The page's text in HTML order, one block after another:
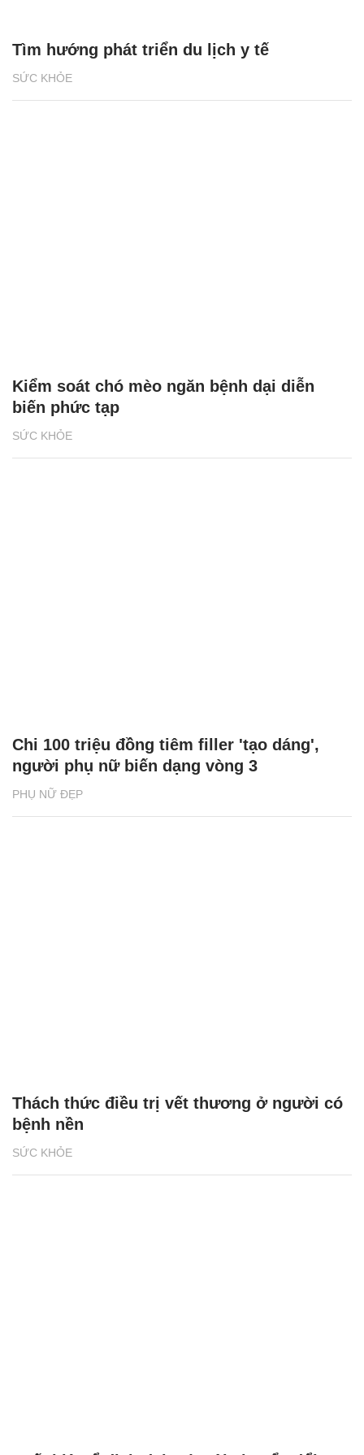
SỨC KHỎE
Tìm hướng phát triển du lịch y tế
SỨC KHỎE
Kiểm soát chó mèo ngăn bệnh dại diễn
biến phức tạp
PHỤ NỮ ĐẸP
Chi 100 triệu đồng tiêm filler 'tạo dáng',
người phụ nữ biến dạng vòng 3
SỨC KHỎE
Thách thức điều trị vết thương ở người có
bệnh nền